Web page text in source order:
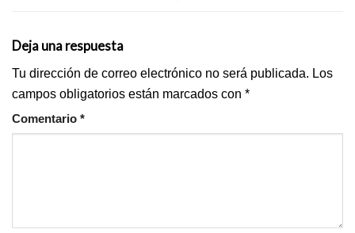
Deja una respuesta
Tu dirección de correo electrónico no será publicada. Los
campos obligatorios están marcados con *
Comentario *